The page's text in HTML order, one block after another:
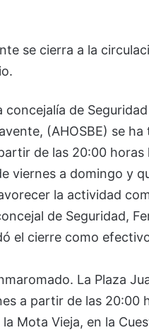
se cierra a la
de
(AHOSBE) se
de las 20:00 horas
viernes a domingo y
la actividad
de Seguridad,
el cierre como
La Plaza
a partir de las 20:00
Mota Vieja, en la